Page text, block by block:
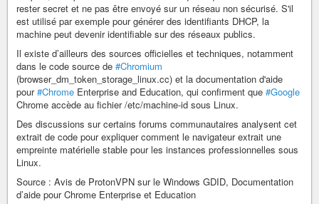
rester secret et ne pas être envoyé sur un réseau non sécurisé. S'il
est utilisé par exemple pour générer des identifiants DHCP, la
machine peut devenir identifiable sur des réseaux publics.
Il existe d’ailleurs des sources officielles et techniques, notamment
dans le code source de #Chromium
(browser_dm_token_storage_linux.cc) et la documentation d'aide
pour#Chrome Enterprise and Education, qui confirment que #Google
Chrome accède au fichier /etc/machine-id sous Linux.
Des discussions sur certains forums communautaires analysent cet
extrait de code pour expliquer comment le navigateur extrait une
empreinte matérielle stable pour les instances professionnelles sous
Linux.
Source : Avis de ProtonVPN sur le Windows GDID, Documentation
d’aide pour Chrome Enterprise et Education